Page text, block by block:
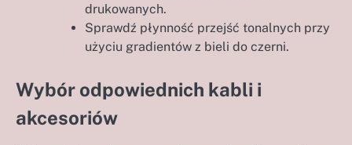
drukowanych.
Sprawdź płynność przejść tonalnych przy
użyciu gradientów z bieli do czerni.
Wybór odpowiednich kabli i
akcesoriów